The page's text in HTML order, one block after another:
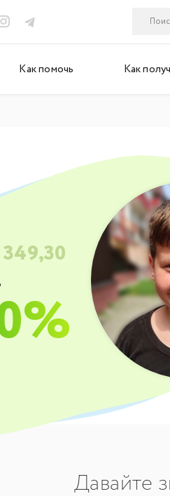
Как помочь Как
Давайте